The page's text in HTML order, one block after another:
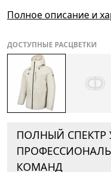
Полное описание и
ДОСТУПНЫЕ РАСЦВЕТКИ
ПОЛНЫЙ СПЕКТР
КОМАНД